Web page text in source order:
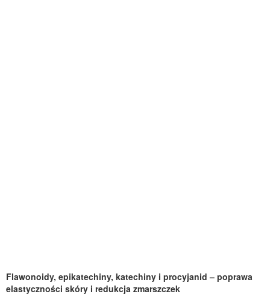
Flawonoidy, epikatechiny, katechiny i procyjanid – poprawa
elastyczności skóry i redukcja zmarszczek